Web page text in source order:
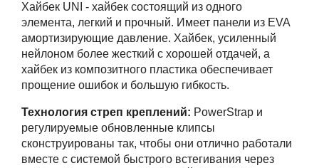
Хайбек UNI - хайбек состоящий из одного
элемента, легкий и прочный. Имеет панели из EVA
амортизирующие давление. Хайбек, усиленный
нейлоном более жесткий с хорошей отдачей, а
хайбек из композитного пластика обеспечивает
прощение ошибок и большую гибкость.
Технология стреп креплений: PowerStrap и
регулируемые обновленные клипсы
сконструированы так, чтобы они отлично работали
вместе с системой быстрого встегивания через